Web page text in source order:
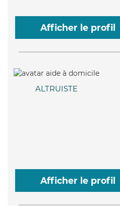
Afficher le profil
ALTRUISTE
Afficher le profil